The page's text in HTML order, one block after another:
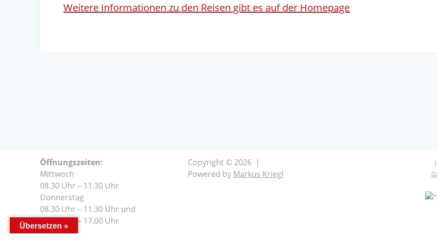
Wei­te­re Infor­ma­tio­nen zu den Rei­sen gibt es auf der Homepage
Öffnungszeiten:
Mittwoch
08.30 Uhr – 11.30 Uhr
Donnerstag
08.30 Uhr – 11.30 Uhr und
14.00 Uhr – 17.00 Uhr
Copyright © 2026 |
Powered by Markus Kriegl
Übersetzen »